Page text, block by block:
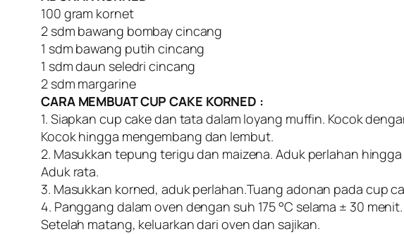
100 gram kornet
2 sdm bawang bombay cincang
1 sdm bawang putih cincang
1 sdm daun seledri cincang
2 sdm margarine
CARA MEMBUAT CUP CAKE KORNED :
1. Siapkan cup cake dan tata dalam loyang muffin. Kocok
Kocok hingga mengembang dan lembut.
2. Masukkan tepung terigu dan maizena. Aduk perlahan
Aduk rata.
3. Masukkan korned, aduk perlahan.Tuang adonan pada cup
4. Panggang dalam oven dengan suh 175 °C selama ± 30 menit.
Setelah matang, keluarkan dari oven dan sajikan.